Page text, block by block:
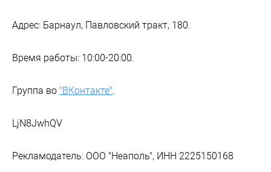
Адрес: Барнаул, Павловский тракт, 180.
Время работы: 10:00-20:00.
Группа во "ВКонтакте".
LjN8JwhQV
Рекламодатель: ООО "Неаполь", ИНН 2225150168